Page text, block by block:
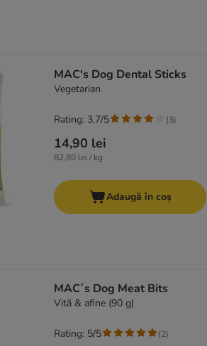
MAC's Dog Dental Sticks
Vegetarian
14,90 lei
82,80 lei / kg
Rating: 3.7/5 (3)
Adaugă în coș
MAC´s Dog Meat Bits
Vită & afine (90 g)
Rating: 5/5 (2)